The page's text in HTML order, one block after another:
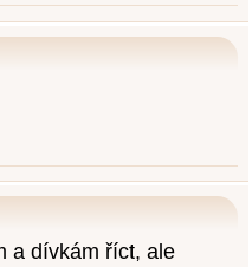
a dívkám říct, ale